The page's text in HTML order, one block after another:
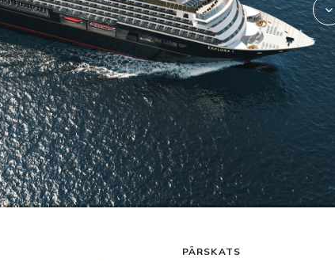
PĀRSKATS